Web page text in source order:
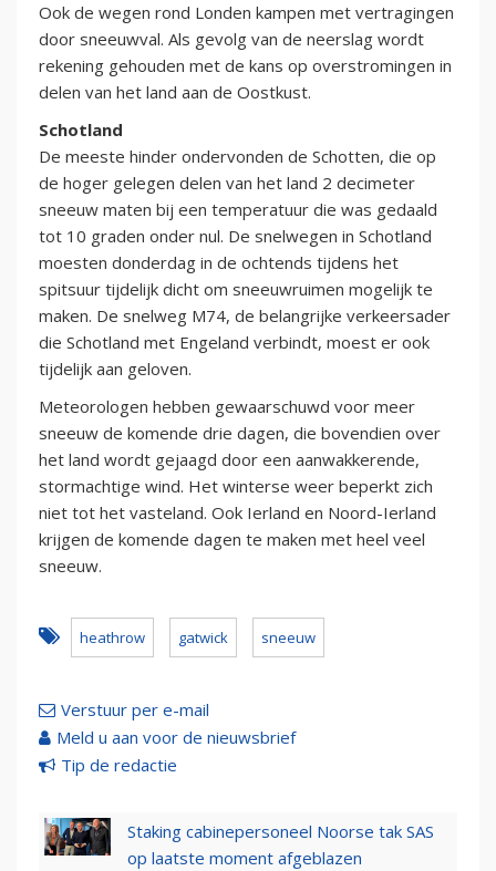
Ook de wegen rond Londen kampen met vertragingen
door sneeuwval. Als gevolg van de neerslag wordt
rekening gehouden met de kans op overstromingen in
delen van het land aan de Oostkust.
Schotland
De meeste hinder ondervonden de Schotten, die op
de hoger gelegen delen van het land 2 decimeter
sneeuw maten bij een temperatuur die was gedaald
tot 10 graden onder nul. De snelwegen in Schotland
moesten donderdag in de ochtends tijdens het
spitsuur tijdelijk dicht om sneeuwruimen mogelijk te
maken. De snelweg M74, de belangrijke verkeersader
die Schotland met Engeland verbindt, moest er ook
tijdelijk aan geloven.
Meteorologen hebben gewaarschuwd voor meer
sneeuw de komende drie dagen, die bovendien over
het land wordt gejaagd door een aanwakkerende,
stormachtige wind. Het winterse weer beperkt zich
niet tot het vasteland. Ook Ierland en Noord-Ierland
krijgen de komende dagen te maken met heel veel
sneeuw.
heathrow gatwick sneeuw
Verstuur per e-mail
Meld u aan voor de nieuwsbrief
Tip de redactie
Staking cabinepersoneel Noorse tak SAS
op laatste moment afgeblazen